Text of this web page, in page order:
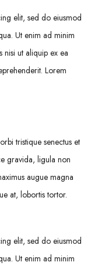
elit, sed do eiusmod
Ut enim ad minim
nisi ut aliquip ex ea
Lorem
tristique senectus et
gravida, ligula non
augue magna
at, lobortis tortor.
elit, sed do eiusmod
Ut enim ad minim